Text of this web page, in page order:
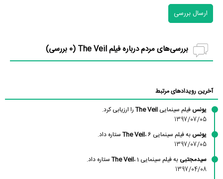
ارسال بررسی
بررسی‌های مردم درباره فیلم The Veil ( 0 بررسی)
آخرین رویدادهای مرتبط
یونس فیلم سینمایی The Veil را ارزیابی کرد.
1397/07/05
یونس به فیلم سینمایی The Veil، 6 ستاره داد.
1397/07/05
سیدمجتبی به فیلم سینمایی The Veil، 1 ستاره داد.
1397/04/08